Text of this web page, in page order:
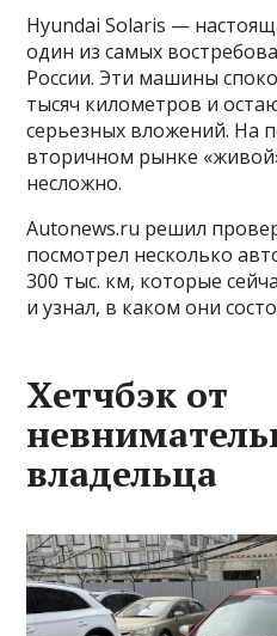
Hyundai Solaris —
один из самых
России. Эти машины
тысяч километров и
серьезных вложений. На
вторичном рынке
несложно.
Autonews.ru решил
посмотрел несколько
300 тыс. км, которые
и узнал, в каком они
Хетчбэк от
владельца